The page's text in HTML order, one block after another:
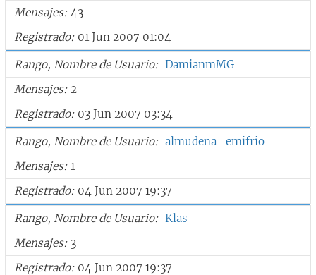
Mensajes 43
Registrado 01 Jun 2007 01:04
Rango, Nombre de Usuario
DamianmMG
Mensajes 2
Registrado 03 Jun 2007 03:34
Rango, Nombre de Usuario
almudena_emifrio
Mensajes 1
Registrado 04 Jun 2007 19:37
Rango, Nombre de Usuario
Klas
Mensajes 3
Registrado 04 Jun 2007 19:37